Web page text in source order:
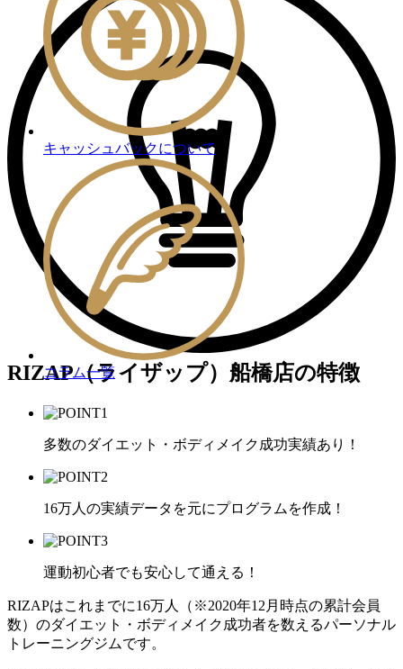
キャッシュバックについて
コラム一覧
RIZAP（ライザップ）船橋店の特徴
多数のダイエット・ボディメイク成功実績あり！
16万人の実績データを元にプログラムを作成！
運動初心者でも安心して通える！
RIZAPはこれまでに16万人（※2020年12月時点の累計会員
数）のダイエット・ボディメイク成功者を数えるパーソナル
トレーニングジムです。